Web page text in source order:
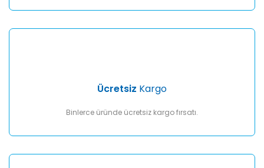
Ücretsiz Kargo
Binlerce üründe ücretsiz kargo fırsatı.